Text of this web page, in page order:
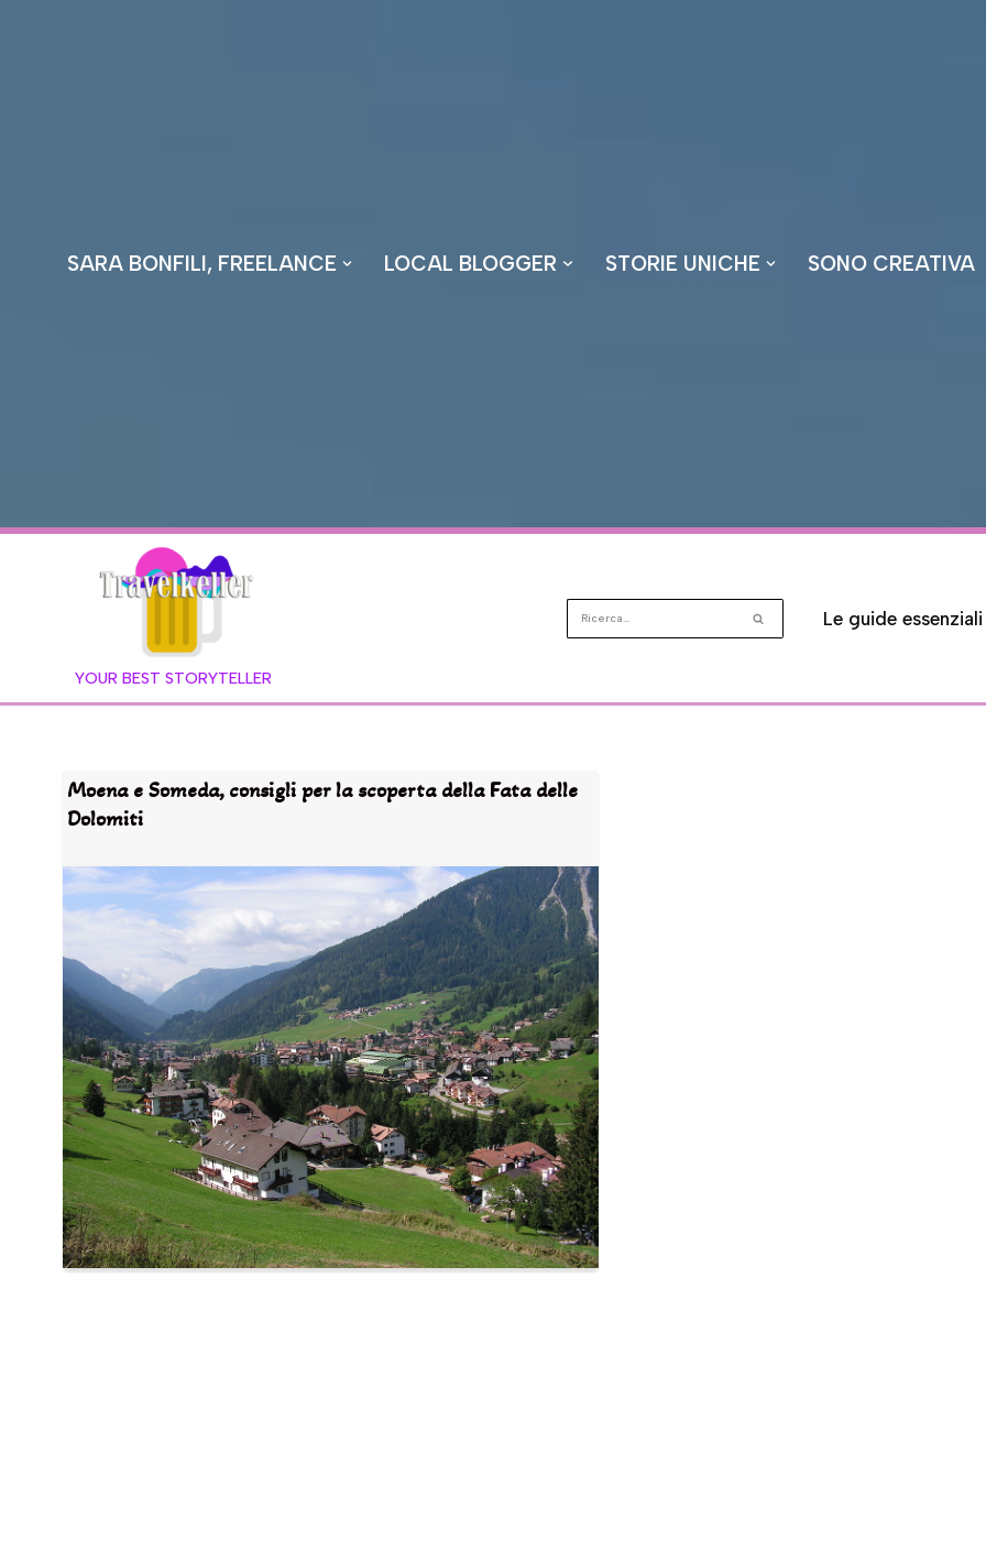
SARA BONFILI, FREELANCE LOCAL BLOGGER STORIE UNICHE SONO CREATIVA
YOUR BEST STORYTELLER
Le guide
Moena e Someda, consigli per la scoperta della Fata delle
Dolomiti